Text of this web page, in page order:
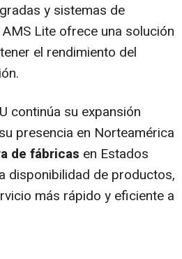
y sistemas de
Lite ofrece una solución
el rendimiento del
continúa su expansión
presencia en Norteamérica
de fábricas en Estados
disponibilidad de productos,
más rápido y eficiente a